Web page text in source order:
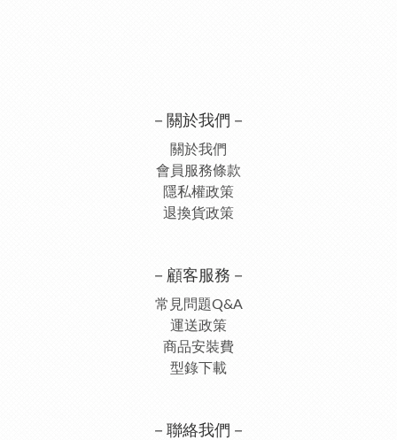
－關於我們－
關於我們
會員服務條款
隱私權政策
退換貨政策
－顧客服務－
常見問題Q&A
運送政策
商品安裝費
型錄下載
－聯絡我們－